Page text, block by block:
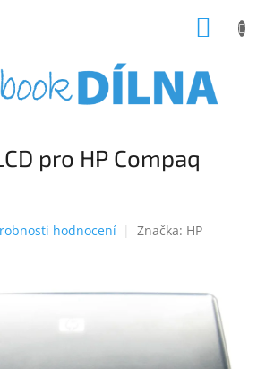
pro HP Compaq
hodnocení Značka: HP